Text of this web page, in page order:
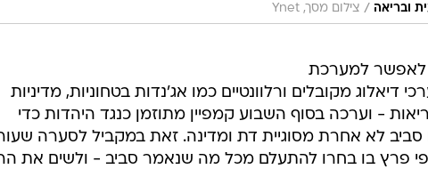
ובריאה / צילום מסך, Ynet
לאפשר למערכת
דיאלוג מקובלים ורלוונטיים כמו אג'נדות בטחוניות, מדיניות
- וערכה בסוף השבוע קמפיין מתוזמן כנגד היהדות כדי
סביב לא אחרת מסוגיית דת ומדינה. זאת במקביל לסערה
פרץ בו בחרו להתעלם מכל מה שנאמר סביב - ולשים את